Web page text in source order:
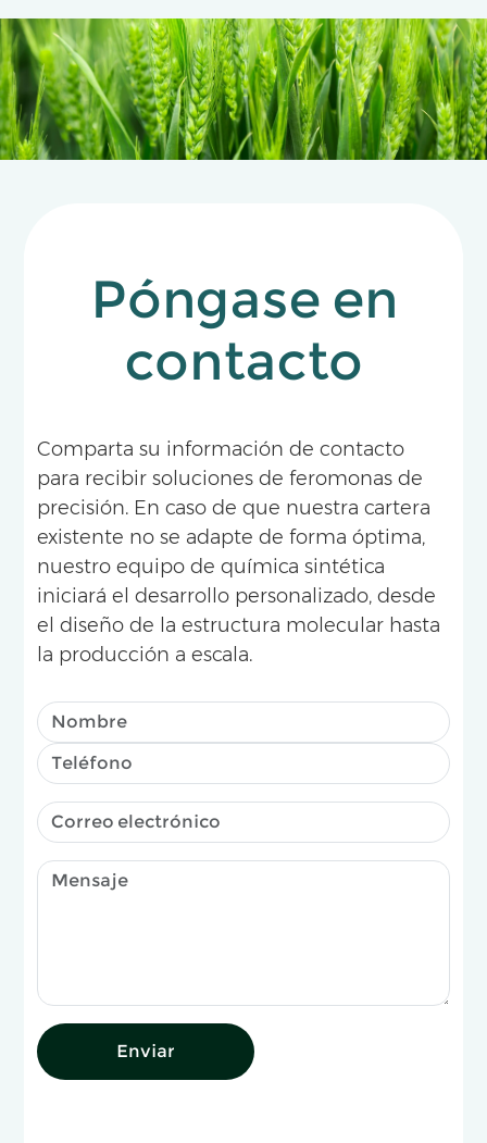
Póngase en
contacto
Comparta su información de contacto
para recibir soluciones de feromonas de
precisión. En caso de que nuestra cartera
existente no se adapte de forma óptima,
nuestro equipo de química sintética
iniciará el desarrollo personalizado, desde
el diseño de la estructura molecular hasta
la producción a escala.
Enviar